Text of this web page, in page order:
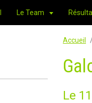
Le Team
Accueil
Le